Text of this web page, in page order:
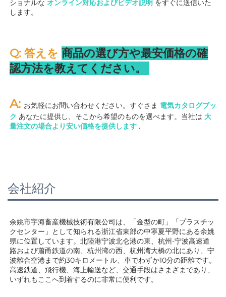
ショナルな オンライン対応およびビデオ説明 をすぐに送信いた
します。
Q: 答えを 商品の選び方や最安価格の確
認方法を教えてください。
A: お気軽にお問い合わせください。すぐさま 電気カタログブッ
ク あなたに提供し、そこから希望のものを選べます。当社は 大
量注文の場合より安い価格を提供します .
会社紹介
余姚市宇海畜産機械技術有限公司は、「金型の町」「プラスチッ
クセンター」として知られる浙江省東部の中寧夏平野にある余姚
県に位置しています。北陸港宁波北仑港の東、杭州-宁波高速道
路および蕭甬鉄道の南、杭州湾の西、杭州湾大橋の北にあり、宁
波離合空港まで約30キロメートル、車でわずか10分の距離です。
高速鉄道、飛行機、海上輸送など、交通手段はさまざまであり、
いずれもここへ到着するのに非常に便利です。